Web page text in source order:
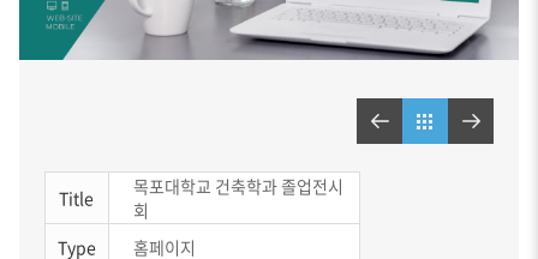
Title
목포대학교 건축학과 졸업전시
회
Type
홈페이지